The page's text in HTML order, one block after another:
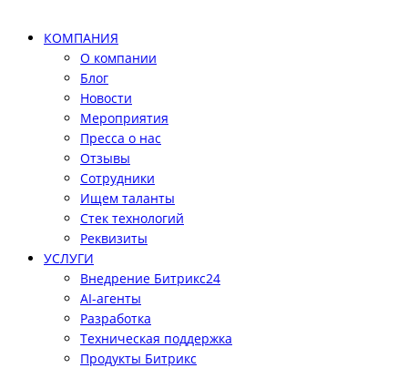
КОМПАНИЯ
О компании
Блог
Новости
Мероприятия
Пресса о нас
Отзывы
Сотрудники
Ищем таланты
Стек технологий
Реквизиты
УСЛУГИ
Внедрение Битрикс24
AI-агенты
Разработка
Техническая поддержка
Продукты Битрикс